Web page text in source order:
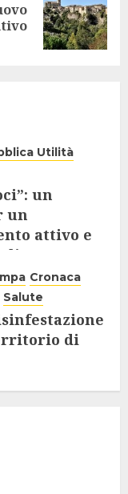
Utilità
un
un
attivo e
Over 65
Cronaca
Salute
di